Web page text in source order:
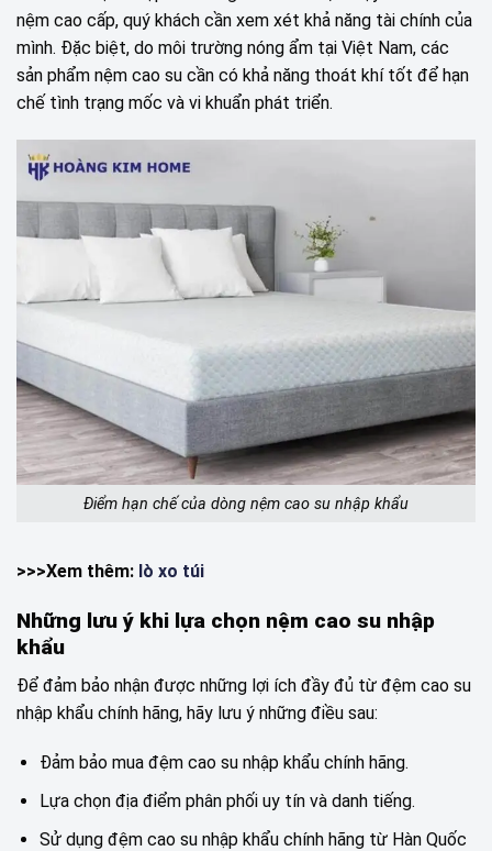
nệm cao cấp, quý khách cần xem xét khả năng tài chính của
mình. Đặc biệt, do môi trường nóng ẩm tại Việt Nam, các
sản phẩm nệm cao su cần có khả năng thoát khí tốt để hạn
chế tình trạng mốc và vi khuẩn phát triển.
Điểm hạn chế của dòng nệm cao su nhập khẩu
>>>Xem thêm: lò xo túi
Những lưu ý khi lựa chọn nệm cao su nhập
khẩu
Để đảm bảo nhận được những lợi ích đầy đủ từ đệm cao su
nhập khẩu chính hãng, hãy lưu ý những điều sau:
Đảm bảo mua đệm cao su nhập khẩu chính hãng.
Lựa chọn địa điểm phân phối uy tín và danh tiếng.
Sử dụng đệm cao su nhập khẩu chính hãng từ Hàn Quốc